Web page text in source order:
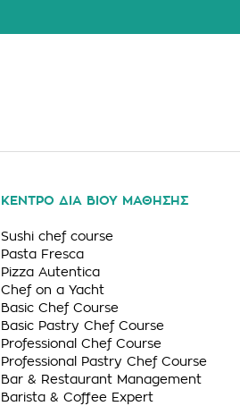
ΚΕΝΤΡΟ ΔΙΑ ΒΙΟΥ ΜΑΘΗΣΗΣ
Sushi chef course
Pasta Fresca
Pizza Autentica
Chef on a Yacht
Basic Chef Course
Basic Pastry Chef Course
Professional Chef Course
Professional Pastry Chef Course
Bar & Restaurant Management
Barista & Coffee Expert